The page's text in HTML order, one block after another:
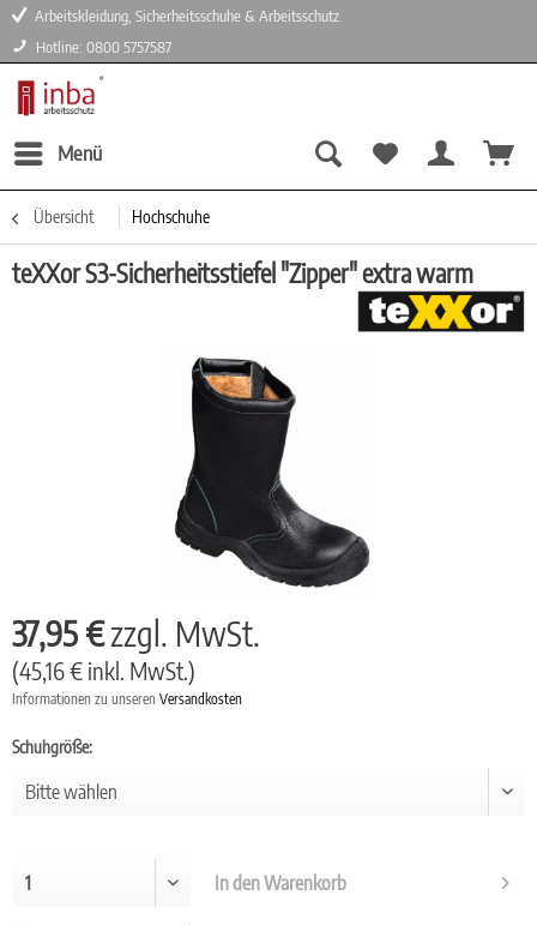
Arbeitskleidung, Sicherheitsschuhe & Arbeitsschutz
Hotline: 0800 5757587
Menü
Übersicht Hochschuhe
teXXor S3-Sicherheitsstiefel "Zipper" extra warm
37,95 €zzgl. MwSt.
(45,16 € inkl. MwSt.)
Informationen zu unseren Versandkosten
Schuhgröße:
In denWarenkorb